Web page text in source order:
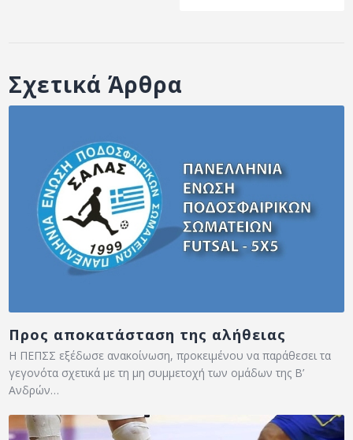
Σχετικά Άρθρα
Προς αποκατάσταση της αλήθειας
Η ΠΕΠΣΣ εξέδωσε ανακοίνωση, προκειμένου να παράθεσει τα
γεγονότα σχετικά με τη μη συμμετοχή των ομάδων της Β’
Ανδρών…